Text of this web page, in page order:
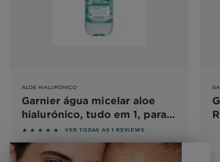
ALOE HIALURONICO
Garnier água micelar aloe
hialurónico, tudo em 1, para
todos os tipos de pele, limpa
+ desmaquilha + preenche o
rosto, olhos, lábios - sem
5 out of 5 stars based on reviews
VER TODAS AS 1 REVIEWS